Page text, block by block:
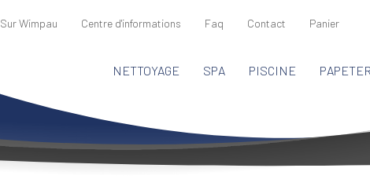
Sur Wimpau Centre d'informations Faq Contact Panier
NETTOYAGE SPA PISCINE